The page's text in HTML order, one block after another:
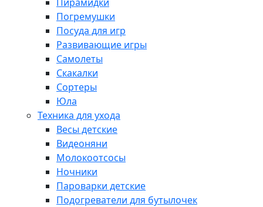
Погремушки
Посуда для игр
Развивающие игры
Самолеты
Скакалки
Сортеры
Юла
Техника для ухода
Весы детские
Видеоняни
Молокоотсосы
Ночники
Пароварки детские
Подогреватели для бутылочек